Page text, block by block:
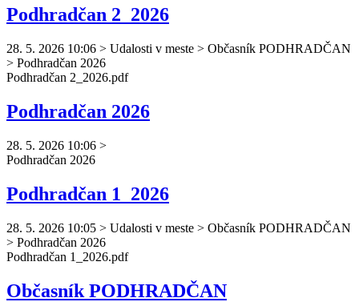
Podhradčan 2_2026
28. 5. 2026 10:06 > Udalosti v meste > Občasník PODHRADČAN
> Podhradčan 2026
Podhradčan 2_2026.pdf
Podhradčan 2026
28. 5. 2026 10:06 >
Podhradčan 2026
Podhradčan 1_2026
28. 5. 2026 10:05 > Udalosti v meste > Občasník PODHRADČAN
> Podhradčan 2026
Podhradčan 1_2026.pdf
Občasník PODHRADČAN